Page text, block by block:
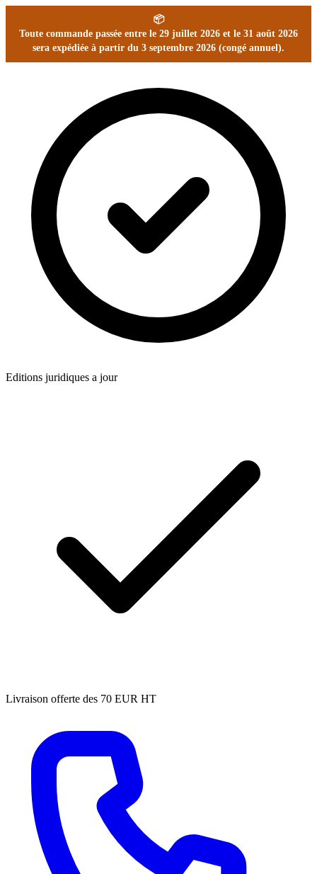
📦
Toute commande passée entre le 29 juillet 2026 et le 31 août 2026
sera expédiée à partir du 3 septembre 2026 (congé annuel).
Editions juridiques a jour
Livraison offerte des 70 EUR HT